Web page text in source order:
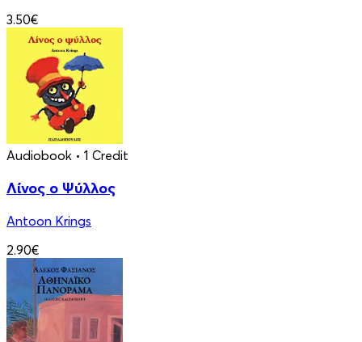
3.50€
Audiobook • 1 Credit
Λίνος ο Ψύλλος
Antoon Krings
2.90€